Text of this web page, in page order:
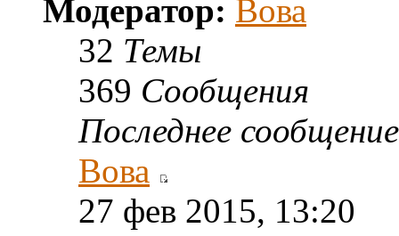
Модератор: Вова
32 Темы
369 Сообщения
Последнее сообщение
Вова
27 фев 2015, 13:20